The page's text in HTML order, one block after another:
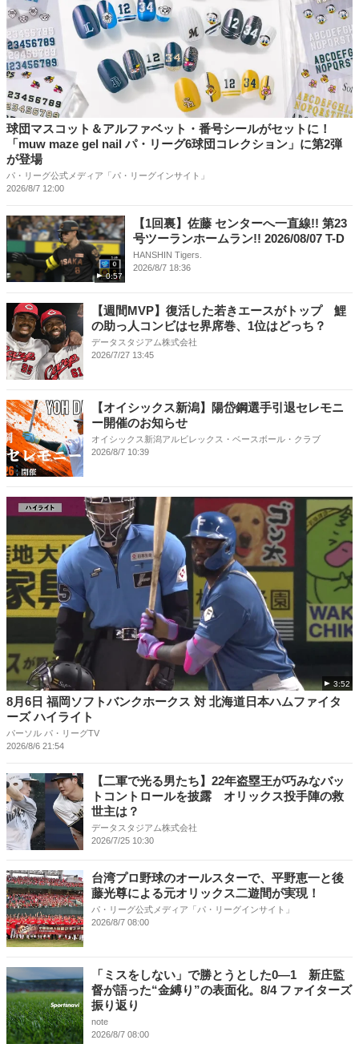
球団マスコット＆アルファベット・番号シールがセットに！
「muw maze gel nail パ・リーグ6球団コレクション」に第2弾
が登場
パ・リーグ公式メディア「パ・リーグインサイト」
2026/8/7 12:00
0:57
【1回裏】佐藤 センターへ一直線!! 第23
号ツーランホームラン!! 2026/08/07 T-D
HANSHIN Tigers.
2026/8/7 18:36
【週間MVP】復活した若きエースがトップ 鯉
の助っ人コンビはセ界席巻、1位はどっち？
データスタジアム株式会社
2026/7/27 13:45
【オイシックス新潟】陽岱鋼選手引退セレモニ
ー開催のお知らせ
オイシックス新潟アルビレックス・ベースボール・クラブ
2026/8/7 10:39
3:52
8月6日 福岡ソフトバンクホークス 対 北海道日本ハムファイタ
ーズ ハイライト
パーソル パ・リーグTV
2026/8/6 21:54
【二軍で光る男たち】22年盗塁王が巧みなバッ
トコントロールを披露 オリックス投手陣の救
世主は？
データスタジアム株式会社
2026/7/25 10:30
台湾プロ野球のオールスターで、平野恵一と後
藤光尊による元オリックス二遊間が実現！
パ・リーグ公式メディア「パ・リーグインサイト」
2026/8/7 08:00
「ミスをしない」で勝とうとした0―1 新庄監
督が語った“金縛り”の表面化。8/4 ファイターズ
振り返り
note
2026/8/7 08:00